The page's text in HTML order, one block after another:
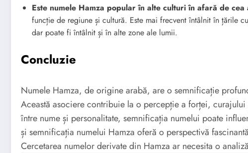
Este numele Hamza popular în alte culturi în afară de cea
funcție de regiune și cultură. Este mai frecvent întâlnit în țările
dar poate fi întâlnit și în alte zone ale lumii.
Concluzie
Numele Hamza, de origine arabă, are o semnificație
Această asociere contribuie la o percepție a forței,
între nume și personalitate, semnificația numelui poate
și semnificația numelui Hamza oferă o perspectivă
Cercetarea numelor derivate din Hamza ar necesita o